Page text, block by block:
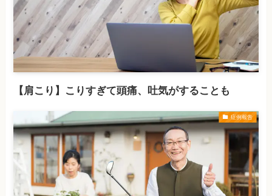
【肩こり】こりすぎて頭痛、吐気がすることも
症例報告